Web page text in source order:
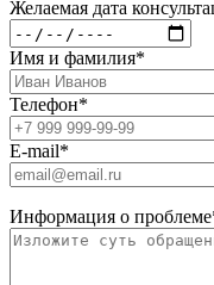
Желаемая дата
Имя и фамилия*
Телефон*
E-mail*
Информация о проблеме